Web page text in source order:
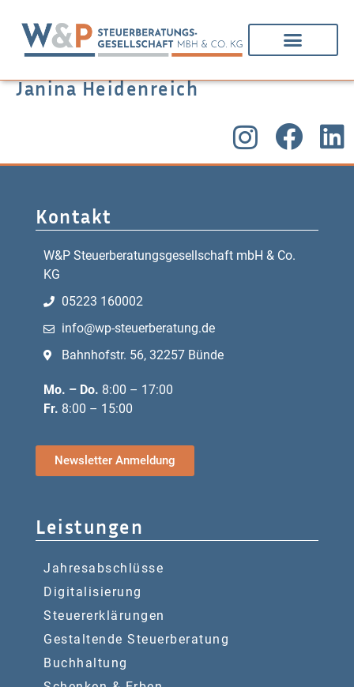
Janina Heidenreich
Kontakt
W&P Steuerberatungsgesellschaft mbH & Co.
KG
05223 160002
info@wp-steuerberatung.de
Bahnhofstr. 56, 32257 Bünde
Mo. – Do. 8:00 – 17:00
Fr. 8:00 – 15:00
Newsletter Anmeldung
Leistungen
Jahresabschlüsse
Digitalisierung
Steuererklärungen
Gestaltende Steuerberatung
Buchhaltung